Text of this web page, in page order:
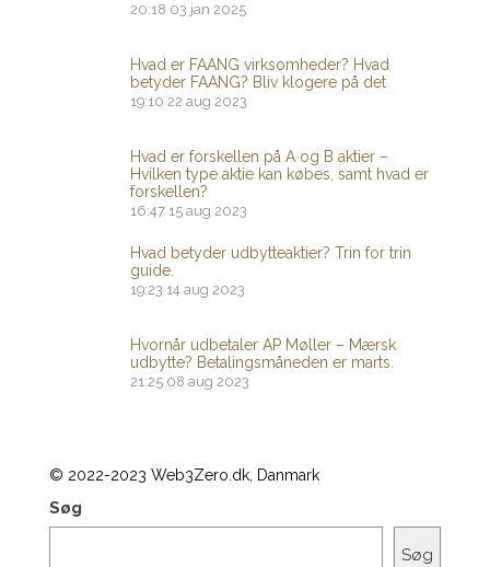
20:18 03 jan 2025
Hvad er FAANG virksomheder? Hvad
betyder FAANG? Bliv klogere på det
19:10 22 aug 2023
Hvad er forskellen på A og B aktier –
Hvilken type aktie kan købes, samt hvad er
forskellen?
16:47 15 aug 2023
Hvad betyder udbytteaktier? Trin for trin
guide.
19:23 14 aug 2023
Hvornår udbetaler AP Møller – Mærsk
udbytte? Betalingsmåneden er marts.
21:25 08 aug 2023
© 2022-2023 Web3Zero.dk, Danmark
Søg
Søg